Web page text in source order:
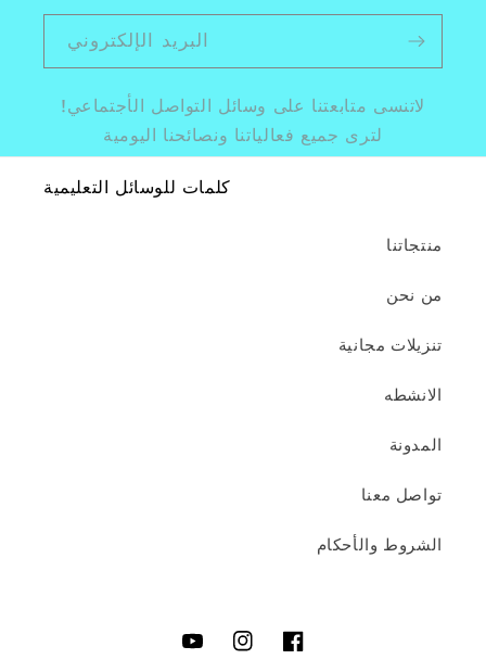
البريد الإلكتروني
لاتنسى متابعتنا على وسائل التواصل الأجتماعي!
لترى جميع فعالياتنا ونصائحنا اليومية
كلمات للوسائل التعليمية
منتجاتنا
من نحن
تنزيلات مجانية
الانشطه
المدونة
تواصل معنا
الشروط والأحكام
فيس
انستغراميوتيوب